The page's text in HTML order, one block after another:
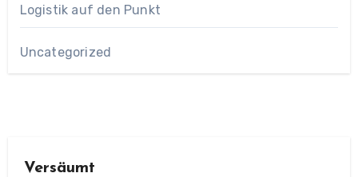
Logistik auf den Punkt
Uncategorized
Versäumt